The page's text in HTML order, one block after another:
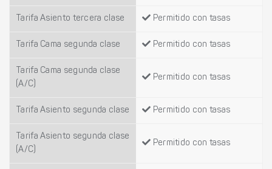
Tarifa Asiento tercera clase Permitido con tasas
Tarifa Cama segunda clase Permitido con tasas
Tarifa Cama segunda clase
(A/C)
Permitido con tasas
Tarifa Asiento segunda clase Permitido con tasas
Tarifa Asiento segunda clase
(A/C)
Permitido con tasas